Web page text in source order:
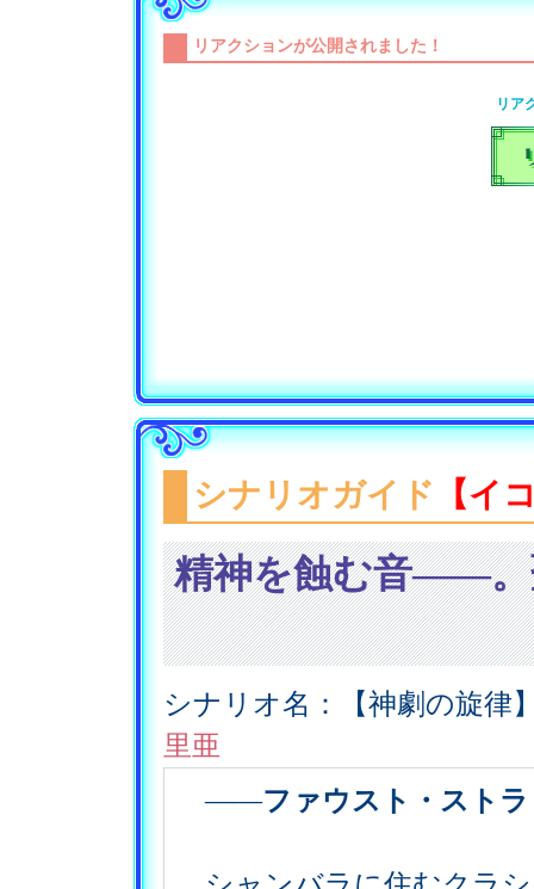
リアクションが公開されました！
リア
シナリオガイド 【イ
精神を蝕む音――。
シナリオ名：【神劇の旋律
里亜
――ファウスト・スト